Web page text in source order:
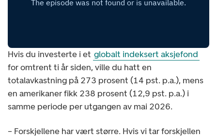
Hvis du investerte i et globalt indeksert aksjefond
for omtrent ti år siden, ville du hatt en
totalavkastning på 273 prosent (14 pst. p.a.), mens
en amerikaner fikk 238 prosent (12,9 pst. p.a.) i
samme periode per utgangen av mai 2026.
– Forskjellene har vært større. Hvis vi tar forskjellen